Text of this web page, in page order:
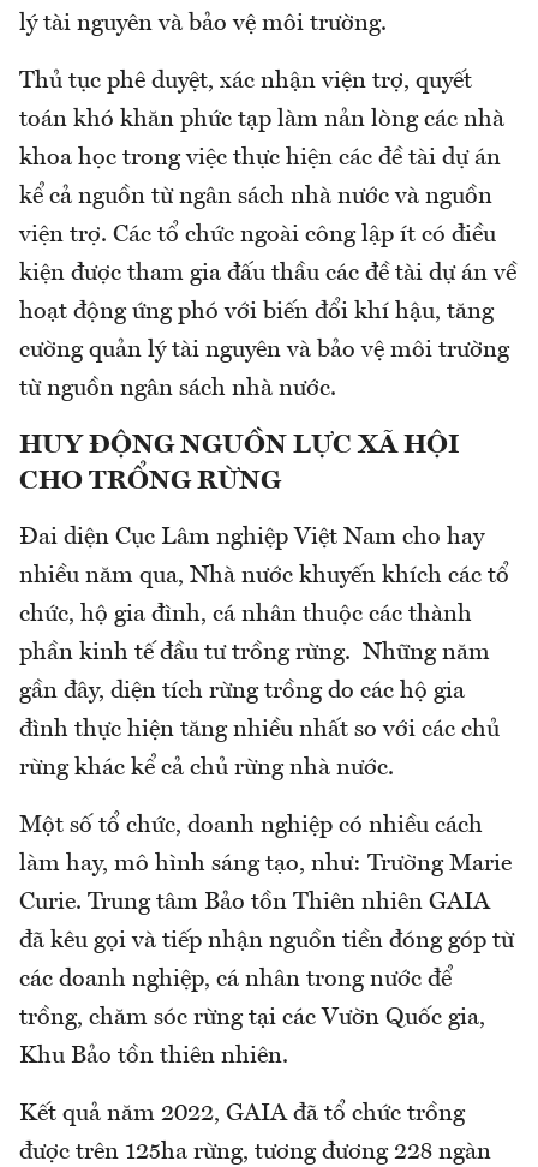
lý tài nguyên và bảo vệ môi trường.
Thủ tục phê duyệt, xác nhận viện trợ, quyết
toán khó khăn phức tạp làm nản lòng các nhà
khoa học trong việc thực hiện các đề tài dự án
kể cả nguồn từ ngân sách nhà nước và nguồn
viện trợ. Các tổ chức ngoài công lập ít có điều
kiện được tham gia đấu thầu các đề tài dự án về
hoạt động ứng phó với biến đổi khí hậu, tăng
cường quản lý tài nguyên và bảo vệ môi trường
từ nguồn ngân sách nhà nước.
HUY ĐỘNG NGUỒN LỰC XÃ HỘI
CHO TRỔNG RỪNG
Đai diện Cục Lâm nghiệp Việt Nam cho hay
nhiều năm qua, Nhà nước khuyến khích các tổ
chức, hộ gia đình, cá nhân thuộc các thành
phần kinh tế đầu tư trồng rừng. Những năm
gần đây, diện tích rừng trồng do các hộ gia
đình thực hiện tăng nhiều nhất so với các chủ
rừng khác kể cả chủ rừng nhà nước.
Một số tổ chức, doanh nghiệp có nhiều cách
làm hay, mô hình sáng tạo, như: Trường Marie
Curie. Trung tâm Bảo tồn Thiên nhiên GAIA
đã kêu gọi và tiếp nhận nguồn tiền đóng góp từ
các doanh nghiệp, cá nhân trong nước để
trồng, chăm sóc rừng tại các Vườn Quốc gia,
Khu Bảo tồn thiên nhiên.
Kết quả năm 2022, GAIA đã tổ chức trồng
được trên 125ha rừng, tương đương 228 ngàn